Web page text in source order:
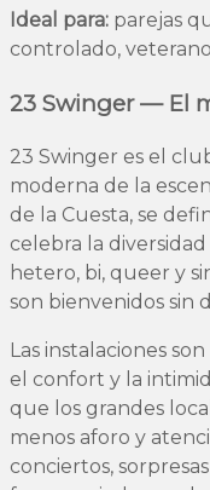
Ideal para: parejas
controlado,
23 Swinger — El
23 Swinger es el
moderna de la
de la Cuesta, se
celebra la
hetero, bi, queer y
son bienvenidos sin
Las instalaciones
el confort y la
que los grandes
menos aforo y
conciertos,